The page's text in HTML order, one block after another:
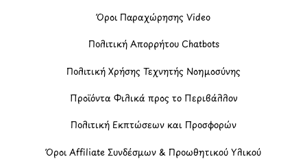
Όροι Παραχώρησης Video
Πολιτική Απορρήτου Chatbots
Πολιτική Χρήσης Τεχνητής Νοημοσύνης
Προϊόντα Φιλικά προς το Περιβάλλον
Πολιτική Εκπτώσεων και Προσφορών
Όροι Affiliate Συνδέσμων & Προωθητικού Υλικού